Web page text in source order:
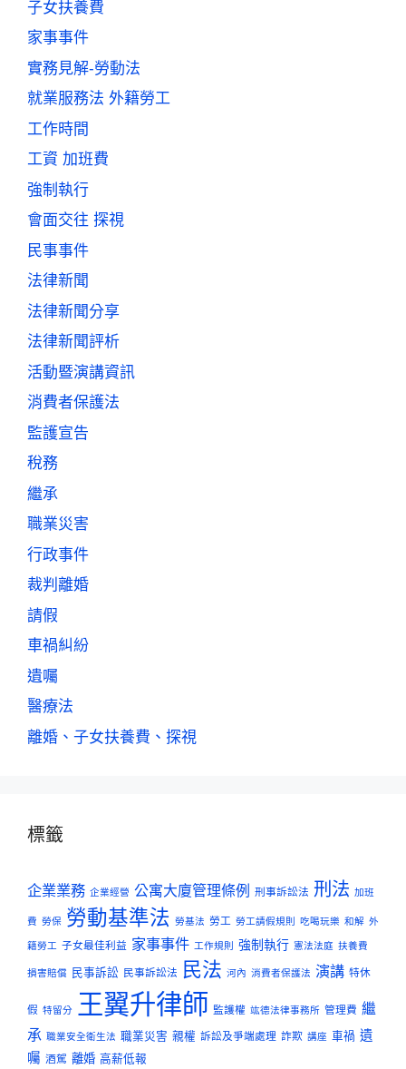
子女扶養費
家事事件
實務見解-勞動法
就業服務法 外籍勞工
工作時間
工資 加班費
強制執行
會面交往 探視
民事事件
法律新聞
法律新聞分享
法律新聞評析
活動暨演講資訊
消費者保護法
監護宣告
稅務
繼承
職業災害
行政事件
裁判離婚
請假
車禍糾紛
遺囑
醫療法
離婚、子女扶養費、探視
標籤
企業業務 企業經營 公寓大廈管理條例 刑事訴訟法 刑法 加班
費 勞保 勞動基準法 勞基法 勞工 勞工請假規則 吃喝玩樂 和解 外
籍勞工 子女最佳利益 家事事件 工作規則 強制執行 憲法法庭 扶養費
損害賠償 民事訴訟 民事訴訟法 民法 河內 消費者保護法 演講 特休
假 特留分 王翼升律師 監護權 竑德法律事務所 管理費 繼
承 職業安全衛生法 職業災害 親權 訴訟及爭端處理 詐欺 講座 車禍 遺
囑 酒駕 離婚 高薪低報